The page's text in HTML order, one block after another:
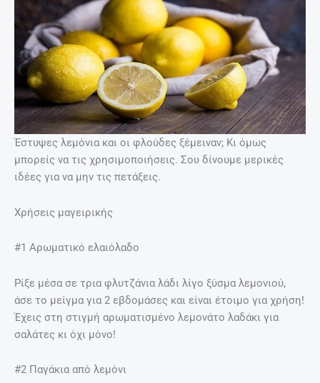
Έστυψες λεμόνια και οι φλούδες ξέμειναν; Κι όμως
μπορείς να τις χρησιμοποιήσεις. Σου δίνουμε μερικές
ιδέες για να μην τις πετάξεις.
Χρήσεις μαγειρικής
#1 Αρωματικό ελαιόλαδο
Ρίξε μέσα σε τρια φλυτζάνια λάδι λίγο ξύσμα λεμονιού,
άσε το μείγμα για 2 εβδομάσες και είναι έτοιμο για χρήση!
Έχεις στη στιγμή αρωματισμένο λεμονάτο λαδάκι για
σαλάτες κι όχι μόνο!
#2 Παγάκια από λεμόνι